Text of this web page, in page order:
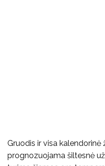
Gruodis ir visa kalendorinė
prognozuojama šiltesnė